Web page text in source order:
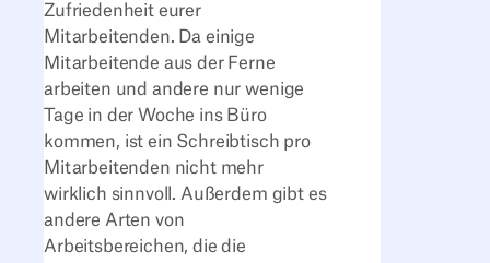
Zufriedenheit eurer
Mitarbeitenden. Da einige
Mitarbeitende aus der Ferne
arbeiten und andere nur wenige
Tage in der Woche ins Büro
kommen, ist ein Schreibtisch pro
Mitarbeitenden nicht mehr
wirklich sinnvoll. Außerdem gibt es
andere Arten von
Arbeitsbereichen, die die